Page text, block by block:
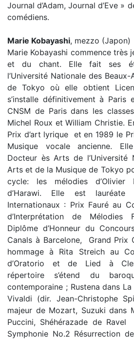
Journal d’Adam, Journal d’Eve »
comédiens.
Marie Kobayashi, mezzo (Japon)
Marie Kobayashi commence très
et du chant. Elle fait ses
l’Université Nationale des
de Tokyo où elle obtient
s’installe définitivement à Paris
CNSM de Paris dans les
Michel Roux et William Christie.
Prix d’art lyrique et en 1989 le
Musique vocale ancienne.
Docteur ès Arts de l’Université
Arts et de la Musique de Tokyo
cycle: les mélodies d’Olivier
d’Harawi. Elle est
Internationaux : Prix Fauré au
d’Interprétation de Mélodies
Diplôme d’Honneur du
Canals à Barcelone, Grand Prix
hommage à Rita Streich au
d’Oratorio et de Lied à
répertoire s’étend du
contemporaine ; Rustena dans
Vivaldi (dir. Jean-Christophe
majeur de Mozart, Suzuki dans
Puccini, Shéhérazade de
Symphonie No.2 Résurrection